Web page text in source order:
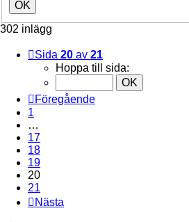
302 inlägg
Sida 20 av 21
Hoppa till sida:
Föregående
1
…
17
18
19
20
21
Nästa